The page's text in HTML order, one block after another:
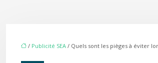
/ Publicité SEA / Quels sont les pièges à éviter